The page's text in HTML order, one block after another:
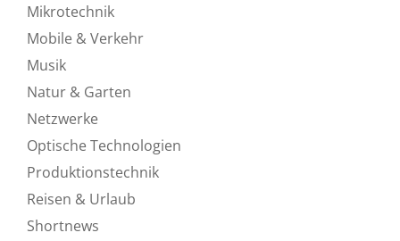
Mikrotechnik
Mobile & Verkehr
Musik
Natur & Garten
Netzwerke
Optische Technologien
Produktionstechnik
Reisen & Urlaub
Shortnews